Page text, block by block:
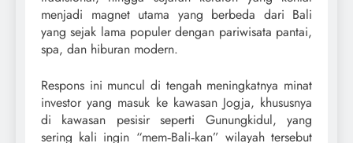
menjadi magnet utama yang berbeda dari Bali
yang sejak lama populer dengan pariwisata pantai,
spa, dan hiburan modern.
Respons ini muncul di tengah meningkatnya minat
investor yang masuk ke kawasan Jogja, khususnya
di kawasan pesisir seperti Gunungkidul, yang
sering kali ingin “mem‑Bali‑kan” wilayah tersebut